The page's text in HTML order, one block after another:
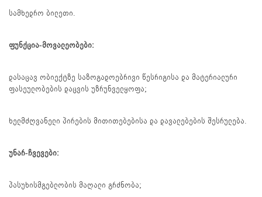
სამხედრო ბილეთი.
ფუნქცია-მოვალეობები:
დასაცავ ობიექტზე საზოგადოებრივი წესრიგისა და მატერიალური
ფასეულობების დაცვის უზრუნველყოფა;
ხელმძღვანელი პირების მითითებებისა და დავალებების შესრულება.
უნარ-ჩვევები:
პასუხისმგებლობის მაღალი გრძნობა;